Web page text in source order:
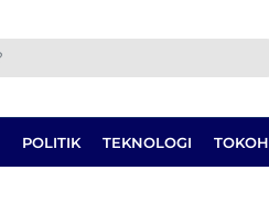
POLITIK TEKNOLOGI TOKOH